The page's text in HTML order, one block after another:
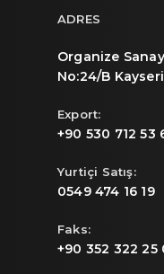
ADRES
Organize
No:24/B
Export:
+90 530 712 53
Yurtiçi Satış:
0549 474 16 19
Faks:
+90 352 322 25